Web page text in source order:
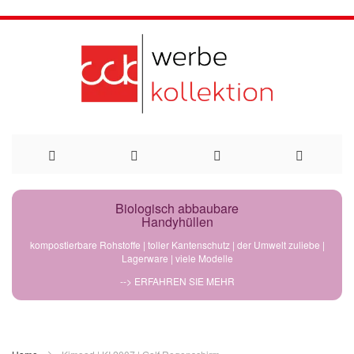
Direkt
Biologisch abbaubare
Handyhüllen
kompostierbare Rohstoffe | toller Kantenschutz | der Umwelt zuliebe |
Lagerware | viele Modelle
--> ERFAHREN SIE MEHR